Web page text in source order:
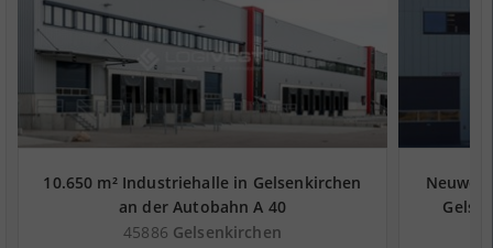
10.650 m² Industriehalle in Gelsenkirchen
an der Autobahn A 40
45886 Gelsenkirchen